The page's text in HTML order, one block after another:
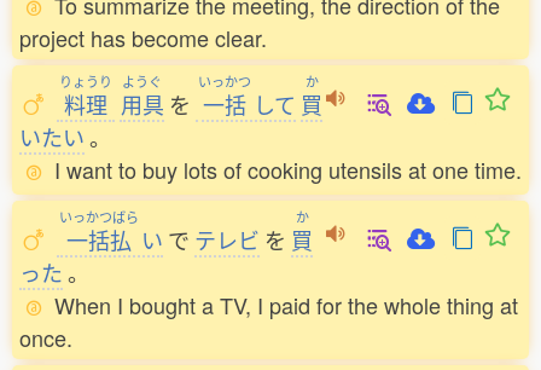
project has become clear.
りょうり
料理
ようぐ
用具 を
いっかつ
一括 して
か
買
いたい。
I want to buy lots of cooking utensils at one time.
いっかつばら
一括払 い で テレビ を
か
買
った 。
When I bought a TV, I paid for the whole thing at
once.